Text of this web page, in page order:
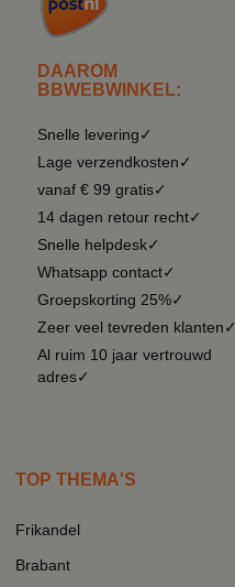
DAAROM
BBWEBWINKEL:
Snelle levering✓
Lage verzendkosten✓
vanaf € 99 gratis✓
14 dagen retour recht✓
Snelle helpdesk✓
Whatsapp contact✓
Groepskorting 25%✓
Zeer veel tevreden klanten✓
Al ruim 10 jaar vertrouwd
adres✓
TOP THEMA'S
Frikandel
Brabant